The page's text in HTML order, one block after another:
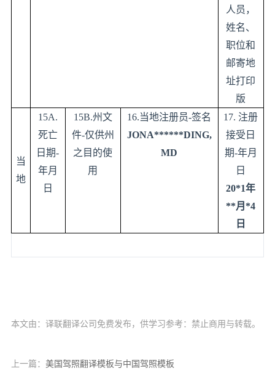
人员，
姓名、
职位和
邮寄地
址打印
版
当
地
15A.
死亡
日期-
年月
日
15B.州文
件-仅供州
之目的使
用
16.当地注册员-签名
JONA******DING,
MD
17. 注册
接受日
期-年月
日
20*1年
**月 *4
日
本文由：译联翻译公司免费发布，供学习参考：禁止商用与转载。
上一篇： 美国驾照翻译模板与中国驾照模板